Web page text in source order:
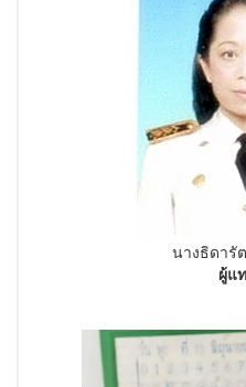
นางธิดารั
ผู้แ